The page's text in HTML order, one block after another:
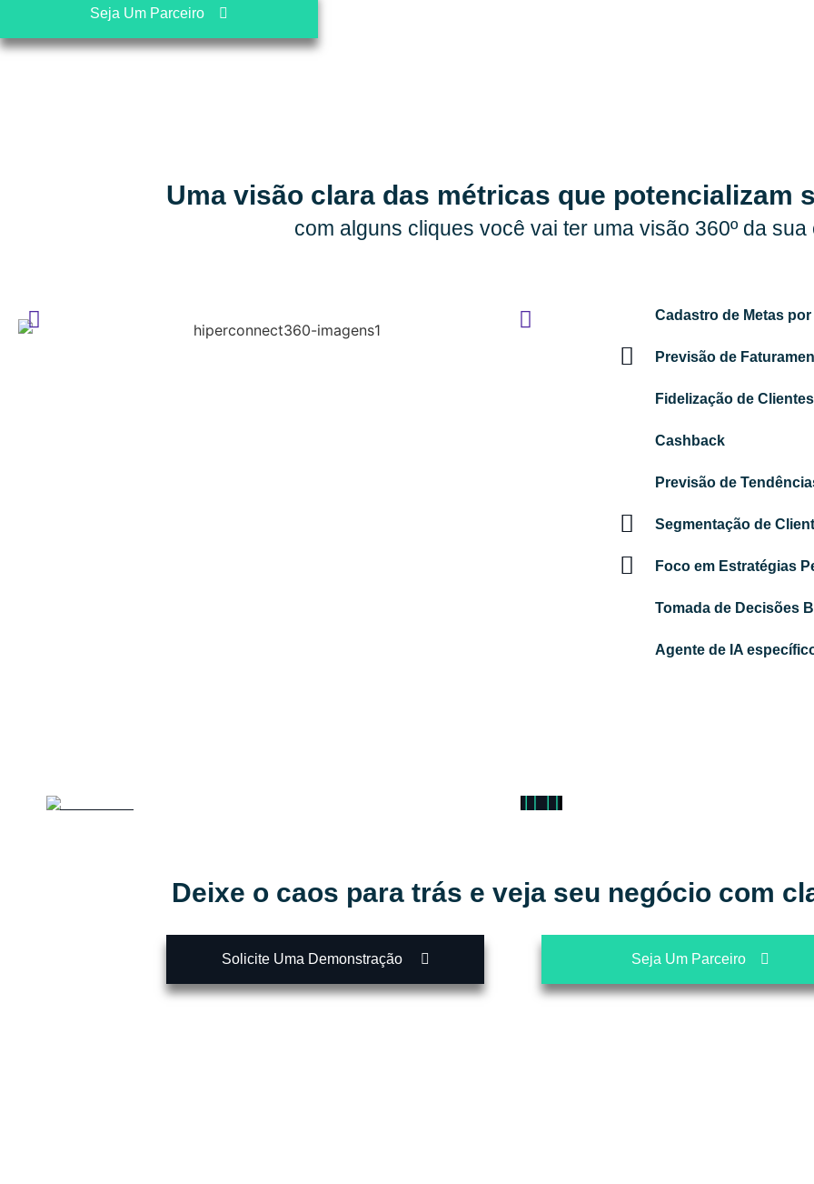
Seja Um Parceiro
Uma visão clara das métricas que potencializam
com alguns cliques você vai ter uma visão 360º da sua
Cadastro de Metas
Previsão de
Fidelização de Clientes
Cashback
Previsão de
Segmentação de
Foco em Estratégias
Tomada de Decisões
Agente de IA
Deixe o caos para trás e veja seu negócio com
Solicite Uma Demonstração Seja Um Parceiro